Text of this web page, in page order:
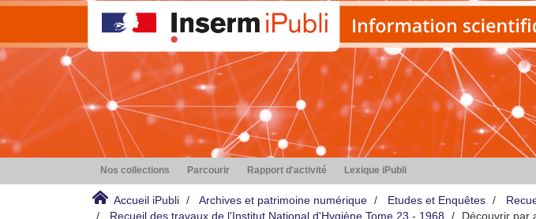
Nos collections Parcourir Rapport d'activité Lexique iPubli
Accueil iPubli Archives et patrimoine numérique Etudes et Enquêtes
Recueil des travaux de l'Institut National d'Hygiène Tome 23 - 1968
Découvrir par